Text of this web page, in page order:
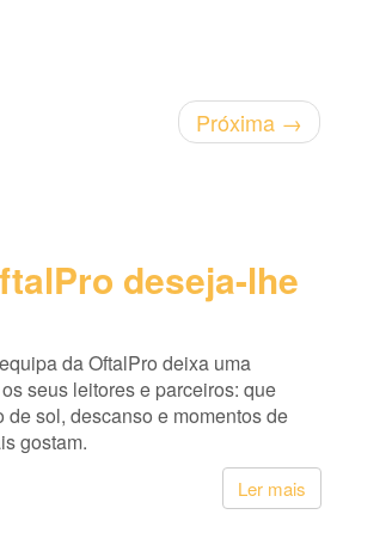
Próxima →
deseja-lhe
da OftalPro deixa uma
seus leitores e parceiros: que
sol, descanso e momentos de
gostam.
Ler mais